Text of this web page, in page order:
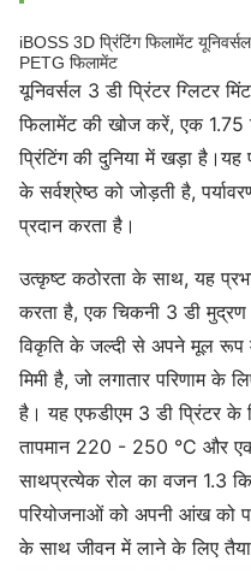
iBOSS 3D प्रिंटिंग फिलामेंट
PETG फिलामेंट
यूनिवर्सल 3 डी प्रिंटर ग्लिटर
फिलामेंट की खोज करें, एक 1.75
प्रिंटिंग की दुनिया में खड़ा है।यह
के सर्वश्रेष्ठ को जोड़ती है,
प्रदान करता है।
उत्कृष्ट कठोरता के साथ, यह
करता है, एक चिकनी 3 डी मुद्रण
विकृति के जल्दी से अपने मूल रूप
मिमी है, जो लगातार परिणाम के
है। यह एफडीएम 3 डी प्रिंटर
तापमान 220 - 250 °C और एक
साथप्रत्येक रोल का वजन 1.3
परियोजनाओं को अपनी आंख को
के साथ जीवन में लाने के लिए